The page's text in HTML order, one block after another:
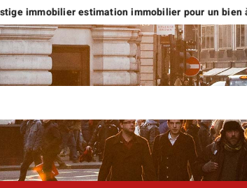
estimation immobilier pour un bien à